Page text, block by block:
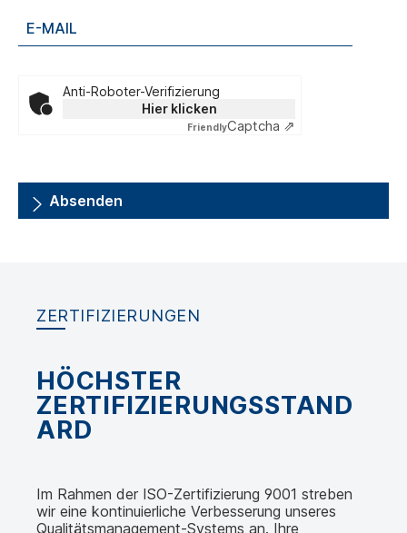
Anti-Roboter-Verifizierung
Hier klicken
FriendlyCaptcha ⇗
Absenden
ZERTIFIZIERUNGEN
HÖCHSTER
ZERTIFIZIERUNGSSTAND
ARD
Im Rahmen der ISO-Zertifizierung 9001 streben
wir eine kontinuierliche Verbesserung unseres
Qualitätsmanagement-Systems an. Ihre